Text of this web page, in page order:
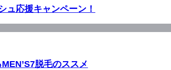
ュ応援キャンペーン！
脱毛のススメ